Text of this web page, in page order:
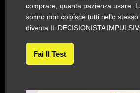
comprare, quanta pazienza usare.
sonno non colpisce tutti nello stesso
diventa IL DECISIONISTA
Fai Il Test